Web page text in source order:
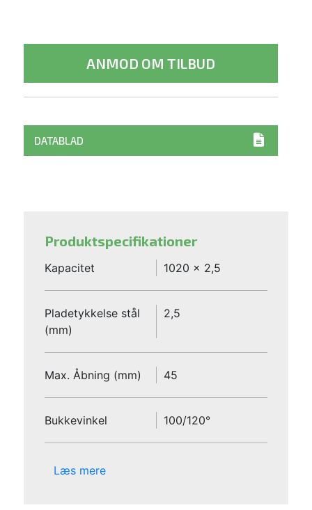
ANMOD OM TILBUD
DATABLAD
Produktspecifikationer
Kapacitet 1020 x 2,5
Pladetykkelse stål
(mm)
2,5
Max. Åbning (mm) 45
Bukkevinkel 100/120°
Læs mere